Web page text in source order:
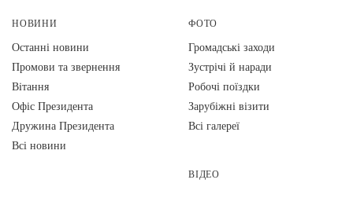
НОВИНИ
Останні новини
Промови та звернення
Вiтання
Офіс Президента
Дружина Президента
Всі новини
ФОТО
Громадські заходи
Зустрічі й наради
Робочі поїздки
Зарубіжні візити
Всі галереї
ВІДЕО